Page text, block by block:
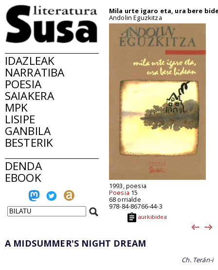
IDAZLEAK
NARRATIBA
POESIA
SAIAKERA
MPK
LISIPE
GANBILA
BESTERIK
DENDA
EBOOK
Mila urte igaro eta, ura bere
Andolin Eguzkitza
1993, poesia
Poesia 15
68 orrialde
978-84-86766-44-3
aurkibidea
A MIDSUMMER'S NIGHT DREAM
Ch. Terán-i